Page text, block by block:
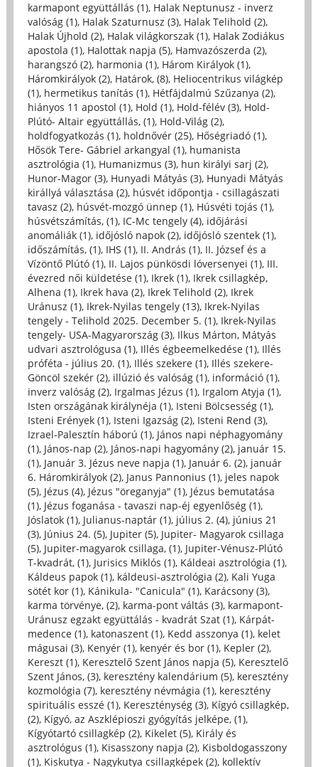
karmapont együttállás (1), Halak Neptunusz - inverz
valóság (1), Halak Szaturnusz (3), Halak Telihold (2),
Halak Újhold (2), Halak világkorszak (1), Halak Zodiákus
apostola (1), Halottak napja (5), Hamvazószerda (2),
harangszó (2), harmonia (1), Három Királyok (1),
Háromkirályok (2), Határok, (8), Heliocentrikus világkép
(1), hermetikus tanítás (1), Hétfájdalmú Szűzanya (2),
hiányos 11 apostol (1), Hold (1), Hold-félév (3), Hold-
Plútó- Altair együttállás, (1), Hold-Világ (2),
holdfogyatkozás (1), holdnővér (25), Hőségriadó (1),
Hősök Tere- Gábriel arkangyal (1), humanista
asztrológia (1), Humanizmus (3), hun királyi sarj (2),
Hunor-Magor (3), Hunyadi Mátyás (3), Hunyadi Mátyás
királlyá választása (2), húsvét időpontja - csillagászati
tavasz (2), húsvét-mozgó ünnep (1), Húsvéti tojás (1),
húsvétszámítás, (1), IC-Mc tengely (4), időjárási
anomáliák (1), időjósló napok (2), időjósló szentek (1),
időszámítás, (1), IHS (1), II. András (1), II. József és a
Vízöntő Plútó (1), II. Lajos pünkösdi lóversenyei (1), III.
évezred női küldetése (1), Ikrek (1), Ikrek csillagkép,
Alhena (1), Ikrek hava (2), Ikrek Telihold (2), Ikrek
Uránusz (1), Ikrek-Nyilas tengely (13), Ikrek-Nyilas
tengely - Telihold 2025. December 5. (1), Ikrek-Nyilas
tengely- USA-Magyarország (3), Ilkus Márton, Mátyás
udvari asztrológusa (1), Illés égbeemelkedése (1), Illés
próféta - július 20. (1), Illés szekere (1), Illés szekere-
Göncöl szekér (2), illúzió és valóság (1), információ (1),
inverz valóság (2), Irgalmas Jézus (1), Irgalom Atyja (1),
Isten országának királynéja (1), Isteni Bölcsesség (1),
Isteni Erények (1), Isteni Igazság (2), Isteni Rend (3),
Izrael-Palesztín háború (1), János napi néphagyomány
(1), János-nap (2), János-napi hagyomány (2), január 15.
(1), Január 3. Jézus neve napja (1), Január 6. (2), január
6. Háromkirályok (2), Janus Pannonius (1), jeles napok
(5), Jézus (4), Jézus "öreganyja" (1), Jézus bemutatása
(1), Jézus foganása - tavaszi nap-éj egyenlőség (1),
Jóslatok (1), Julianus-naptár (1), július 2. (4), június 21
(3), Június 24. (5), Jupiter (5), Jupiter- Magyarok csillaga
(5), Jupiter-magyarok csillaga, (1), Jupiter-Vénusz-Plútó
T-kvadrát, (1), Jurisics Miklós (1), Káldeai asztrológia (1),
Káldeus papok (1), káldeusi-asztrológia (2), Kali Yuga
sötét kor (1), Kánikula- "Canicula" (1), Karácsony (3),
karma törvénye, (2), karma-pont váltás (3), karmapont-
Uránusz egzakt együttálás - kvadrát Szat (1), Kárpát-
medence (1), katonaszent (1), Kedd asszonya (1), kelet
mágusai (3), Kenyér (1), kenyér és bor (1), Kepler (2),
Kereszt (1), Keresztelő Szent János napja (5), Keresztelő
Szent János, (3), keresztény kalendárium (5), keresztény
kozmológia (7), keresztény névmágia (1), keresztény
spirituális esszé (1), Kereszténység (3), Kígyó csillagkép,
(2), Kígyó, az Aszklépioszi gyógyítás jelképe, (1),
Kígyótartó csillagkép (2), Kikelet (5), Király és
asztrológus (1), Kisasszony napja (2), Kisboldogasszony
(1), Kiskutya - Nagykutya csillagképek (2), kollektív